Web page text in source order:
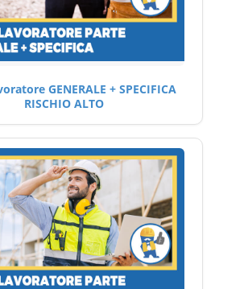
GENERALE + SPECIFICA
RISCHIO ALTO